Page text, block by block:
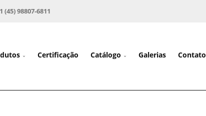
(45) 98807-6811
Certificação Catálogo Galerias Contato